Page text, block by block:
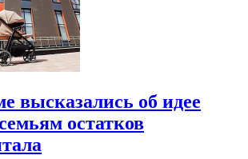
высказались об идее
остатков